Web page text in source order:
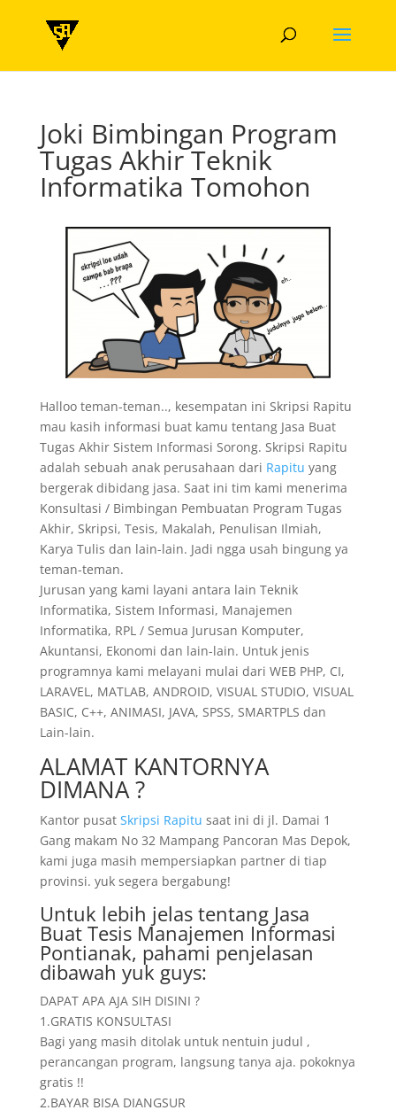
Joki Bimbingan Program
Tugas Akhir Teknik
Informatika Tomohon
Halloo teman-teman.., kesempatan ini Skripsi Rapitu
mau kasih informasi buat kamu tentang Jasa Buat
Tugas Akhir Sistem Informasi Sorong. Skripsi Rapitu
adalah sebuah anak perusahaan dari Rapitu yang
bergerak dibidang jasa. Saat ini tim kami menerima
Konsultasi / Bimbingan Pembuatan Program Tugas
Akhir, Skripsi, Tesis, Makalah, Penulisan Ilmiah,
Karya Tulis dan lain-lain. Jadi ngga usah bingung ya
teman-teman.
Jurusan yang kami layani antara lain Teknik
Informatika, Sistem Informasi, Manajemen
Informatika, RPL / Semua Jurusan Komputer,
Akuntansi, Ekonomi dan lain-lain. Untuk jenis
programnya kami melayani mulai dari WEB PHP, CI,
LARAVEL, MATLAB, ANDROID, VISUAL STUDIO, VISUAL
BASIC, C++, ANIMASI, JAVA, SPSS, SMARTPLS dan
Lain-lain.
ALAMAT KANTORNYA
DIMANA ?
Kantor pusat Skripsi Rapitu saat ini di jl. Damai 1
Gang makam No 32 Mampang Pancoran Mas Depok,
kami juga masih mempersiapkan partner di tiap
provinsi. yuk segera bergabung!
Untuk lebih jelas tentang Jasa
Buat Tesis Manajemen Informasi
Pontianak, pahami penjelasan
dibawah yuk guys:
DAPAT APA AJA SIH DISINI ?
1.GRATIS KONSULTASI
Bagi yang masih ditolak untuk nentuin judul ,
perancangan program, langsung tanya aja. pokoknya
gratis !!
2.BAYAR BISA DIANGSUR